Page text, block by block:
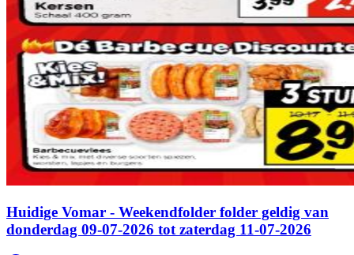
Huidige Vomar - Weekendfolder folder geldig van
donderdag 09-07-2026 tot zaterdag 11-07-2026